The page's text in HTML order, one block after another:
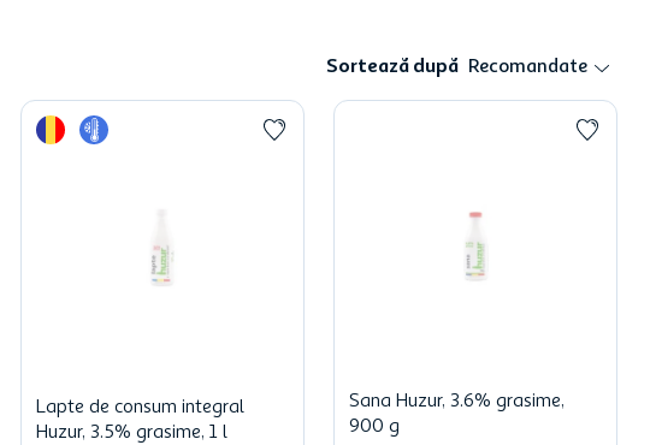
Sortează după Recomandate
Lapte de consum integral
Huzur, 3.5% grasime, 1 l
Sana Huzur, 3.6% grasime,
900 g